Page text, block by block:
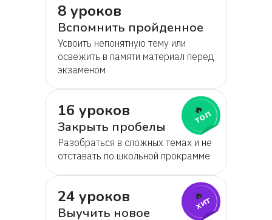
8 уроков
Вспомнить пройденное
Усвоить непонятную тему или
освежить в памяти материал перед
экзаменом
16 уроков
Закрыть пробелы
Разобраться в сложных темах и не
отставать по школьной прокрамме
🔥
топ
24 уроков
Выучить новое
🔥
хит